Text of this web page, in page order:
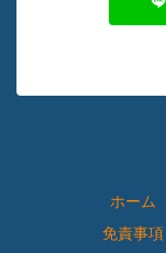
ホーム
免責事項